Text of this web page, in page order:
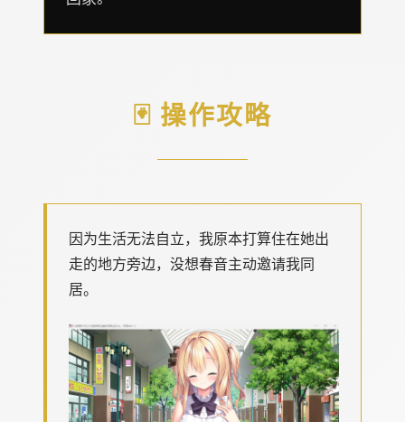
🃏 操作攻略
因为生活无法自立，我原本打算住在她出
走的地方旁边，没想春音主动邀请我同
居。